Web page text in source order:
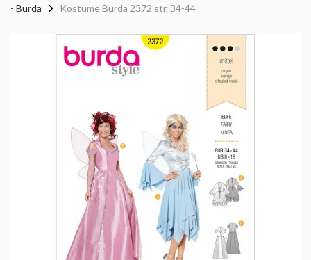
- Burda
Kostume Burda 2372 str. 34-44